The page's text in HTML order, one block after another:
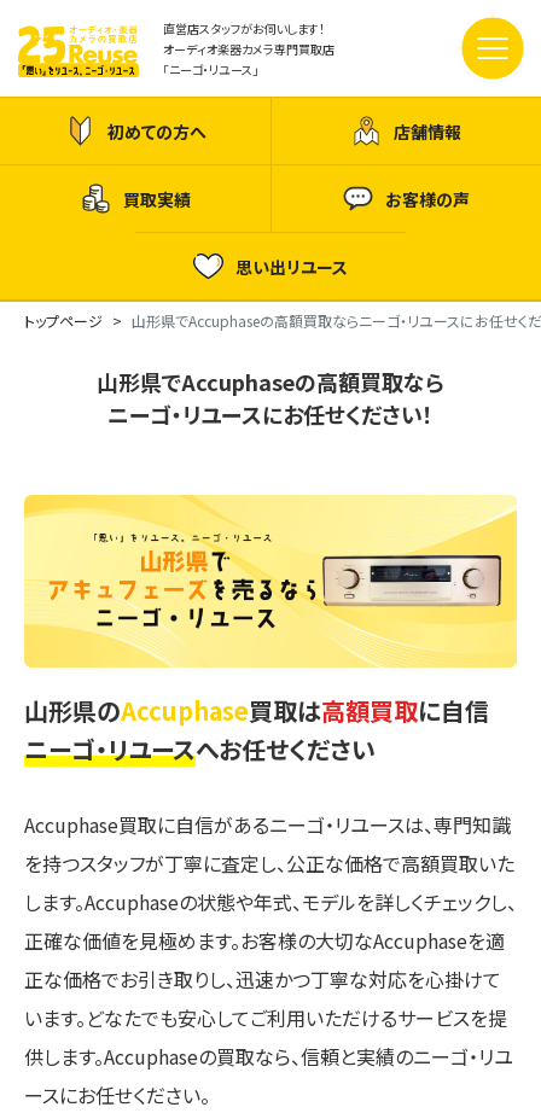
直営店スタッフがお伺いします！
オーディオ楽器カメラ専門買取店
「ニーゴ・リユース」
初めての方へ 店舗情報
買取実績 お客様の声
思い出リユース
トップページ 山形県でAccuphaseの高額買取ならニーゴ・リユースにお任せくだ
山形県でAccuphaseの高額買取なら
ニーゴ・リユースにお任せください！
山形県のAccuphase買取は高額買取に自信
ニーゴ・リユースへお任せください
Accuphase買取に自信があるニーゴ・リユースは、専門知識
を持つスタッフが丁寧に査定し、公正な価格で高額買取いた
します。Accuphaseの状態や年式、モデルを詳しくチェックし、
正確な価値を見極めます。お客様の大切なAccuphaseを適
正な価格でお引き取りし、迅速かつ丁寧な対応を心掛けて
います。どなたでも安心してご利用いただけるサービスを提
供します。Accuphaseの買取なら、信頼と実績のニーゴ・リユ
ースにお任せください。